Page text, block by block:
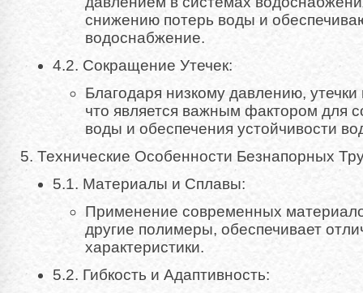
снижению потерь воды и
водоснабжение.
4.2. Сокращение Утечек:
Благодаря низкому давлению,
что является важным фактором для
воды и обеспечения устойчивости
5. Технические Особенности Безнапорных
5.1. Материалы и Сплавы:
Применение современных
другие полимеры, обеспечивает
характеристики.
5.2. Гибкость и Адаптивность: